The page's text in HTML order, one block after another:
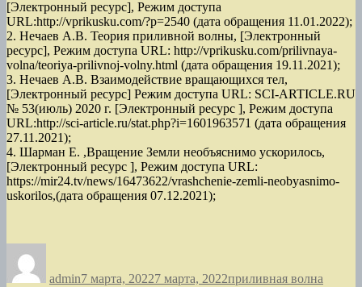
[Электронный ресурс], Режим доступа
URL:http://vprikusku.com/?p=2540 (дата обращения 11.01.2022);
2. Нечаев А.В. Теория приливной волны, [Электронный
ресурс], Режим доступа URL: http://vprikusku.com/prilivnaya-
volna/teoriya-prilivnoj-volny.html (дата обращения 19.11.2021);
3. Нечаев А.В. Взаимодействие вращающихся тел,
[Электронный ресурс] Режим доступа URL: SCI-ARTICLE.RU
№ 53(июль) 2020 г. [Электронный ресурс ], Режим доступа
URL:http://sci-article.ru/stat.php?i=1601963571 (дата обращения
27.11.2021);
4. Шарман Е. ,Вращение Земли необъяснимо ускорилось,
[Электронный ресурс ], Режим доступа URL:
https://mir24.tv/news/16473622/vrashchenie-zemli-neobyasnimo-
uskorilos,(дата обращения 07.12.2021);
admin7 марта, 20227 марта, 2022приливная волна